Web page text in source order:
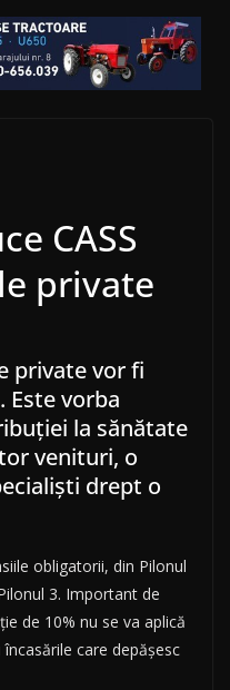
CASS
private
private vor fi
Este vorba
la sănătate
venituri, o
drept o
obligatorii, din Pilonul
3. Important de
de 10% nu se va aplică
care depășesc